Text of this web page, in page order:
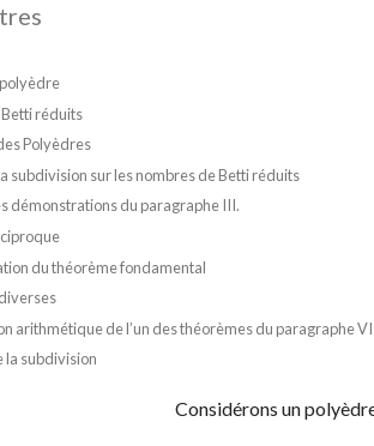
polyèdre
réduits
Polyèdres
subdivision sur les nombres de Betti réduits
démonstrations du paragraphe III.
du théorème fondamental
arithmétique de l’un des théorèmes du paragraphe
la subdivision
Considérons un